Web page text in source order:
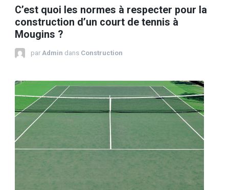
C’est quoi les normes à respecter pour la
construction d’un court de tennis à
Mougins ?
par Admin dans Construction